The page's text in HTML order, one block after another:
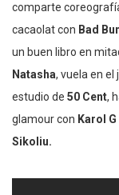
comparte
cacaolat con Bad
un buen libro en
Natasha, vuela en el
estudio de 50 Cent,
glamour con Karol
Sikoliu.